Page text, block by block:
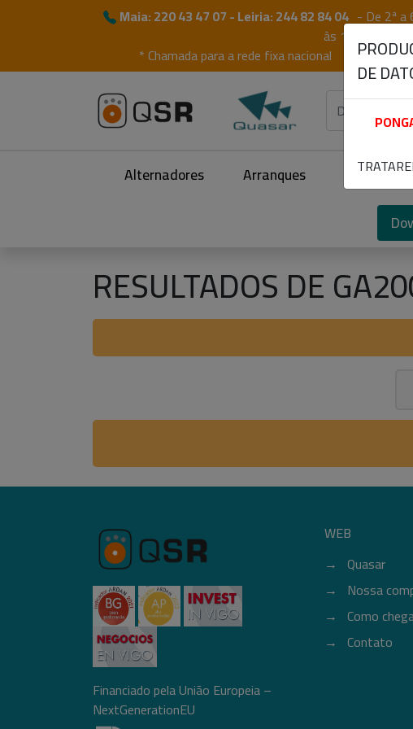
Maia: 220 43 47 07 - Leiria: 244 82 84 04 -De 2ª a
às 19:00
* Chamada para a rede fixa nacional
Alternadores Arranques Motores
RESULTADOS DE
Financiado pela União Europeia –
NextGenerationEU
WEB
Quasar
Nossa
Como
Contato
DE